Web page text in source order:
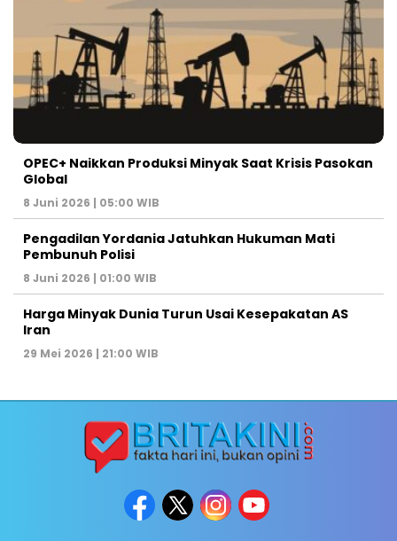
OPEC+ Naikkan Produksi Minyak Saat Krisis Pasokan
Global
8 Juni 2026 | 05:00 WIB
Pengadilan Yordania Jatuhkan Hukuman Mati
Pembunuh Polisi
8 Juni 2026 | 01:00 WIB
Harga Minyak Dunia Turun Usai Kesepakatan AS
Iran
29 Mei 2026 | 21:00 WIB